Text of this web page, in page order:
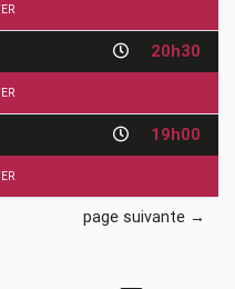
20h30
19h00
page suivante →